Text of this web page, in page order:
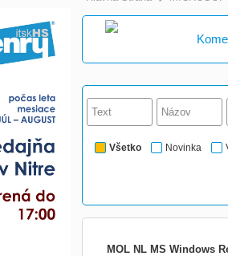
Všetko Novinka
MOL NL MS Windows